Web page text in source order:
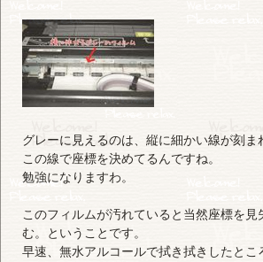
グレーに見えるのは、縦に細かい線が刻ま
この線で座標を決めてるんですね。
勉強になりますわ。
このフィルムが汚れていると当然座標を見
む。ということです。
早速、無水アルコールで拭き拭きしたとこ